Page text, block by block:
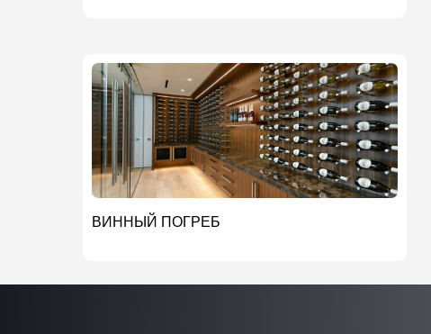
ВИННЫЙ ПОГРЕБ